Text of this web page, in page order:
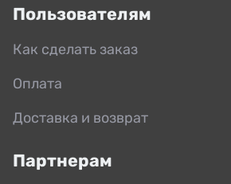
Пользователям
Как сделать заказ
Оплата
Доставка и возврат
Партнерам